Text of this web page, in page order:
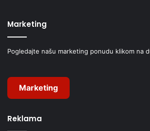
Marketing
Pogledajte našu marketing ponudu klikom na
Marketing
Reklama